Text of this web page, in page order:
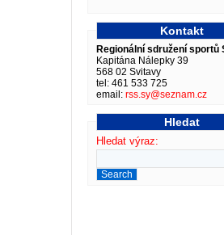
Kontakt
Regionální sdružení sportů
Kapitána Nálepky 39
568 02 Svitavy
tel: 461 533 725
email: rss.sy@seznam.cz
Hledat
Hledat výraz: